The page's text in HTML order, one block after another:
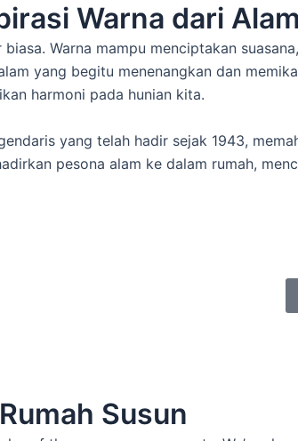
Warna dari
Warna mampu menciptakan
yang begitu menenangkan dan
harmoni pada hunian kita.
yang telah hadir sejak 1943,
pesona alam ke dalam rumah,
Susun